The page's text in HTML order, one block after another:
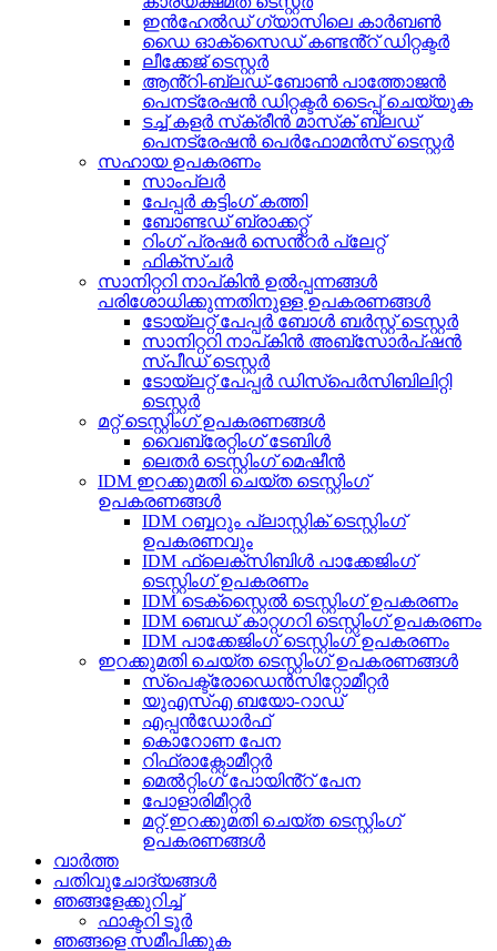
ഇൻഹേൽഡ് ഗ്യാസിലെ കാർബൺ
ഡൈ ഓക്സൈഡ് കണ്ടൻ്റ് ഡിറ്റക്ടർ
ലീക്കേജ് ടെസ്റ്റർ
ആൻ്റി-ബ്ലഡ്-ബോൺ പാത്തോജൻ
പെനട്രേഷൻ ഡിറ്റക്ടർ ടൈപ്പ് ചെയ്യുക
ടച്ച് കളർ സ്‌ക്രീൻ മാസ്‌ക് ബ്ലഡ്
പെനട്രേഷൻ പെർഫോമൻസ് ടെസ്റ്റർ
സഹായ ഉപകരണം
സാംപ്ലർ
പേപ്പർ കട്ടിംഗ് കത്തി
ബോണ്ടഡ് ബ്രാക്കറ്റ്
റിംഗ് പ്രഷർ സെൻ്റർ പ്ലേറ്റ്
ഫിക്സ്ചർ
സാനിറ്ററി നാപ്കിൻ ഉൽപ്പന്നങ്ങൾ
പരിശോധിക്കുന്നതിനുള്ള ഉപകരണങ്ങൾ
ടോയ്‌ലറ്റ് പേപ്പർ ബോൾ ബർസ്റ്റ് ടെസ്റ്റർ
സാനിറ്ററി നാപ്കിൻ അബ്സോർപ്ഷൻ
സ്പീഡ് ടെസ്റ്റർ
ടോയ്‌ലറ്റ് പേപ്പർ ഡിസ്‌പെർസിബിലിറ്റി
ടെസ്റ്റർ
മറ്റ് ടെസ്റ്റിംഗ് ഉപകരണങ്ങൾ
വൈബ്രേറ്റിംഗ് ടേബിൾ
ലെതർ ടെസ്റ്റിംഗ് മെഷീൻ
IDM ഇറക്കുമതി ചെയ്ത ടെസ്റ്റിംഗ്
ഉപകരണങ്ങൾ
IDM റബ്ബറും പ്ലാസ്റ്റിക് ടെസ്റ്റിംഗ്
ഉപകരണവും
IDM ഫ്ലെക്സിബിൾ പാക്കേജിംഗ്
ടെസ്റ്റിംഗ് ഉപകരണം
IDM ടെക്സ്റ്റൈൽ ടെസ്റ്റിംഗ് ഉപകരണം
IDM ബെഡ് കാറ്റഗറി ടെസ്റ്റിംഗ് ഉപകരണം
IDM പാക്കേജിംഗ് ടെസ്റ്റിംഗ് ഉപകരണം
ഇറക്കുമതി ചെയ്ത ടെസ്റ്റിംഗ് ഉപകരണങ്ങൾ
സ്പെക്ട്രോഡെൻസിറ്റോമീറ്റർ
യുഎസ്എ ബയോ-റാഡ്
എപ്പൻഡോർഫ്
കൊറോണ പേന
റിഫ്രാക്റ്റോമീറ്റർ
മെൽറ്റിംഗ് പോയിൻ്റ് പേന
പോളാരിമീറ്റർ
മറ്റ് ഇറക്കുമതി ചെയ്ത ടെസ്റ്റിംഗ്
ഉപകരണങ്ങൾ
വാർത്ത
പതിവുചോദ്യങ്ങൾ
ഞങ്ങളേക്കുറിച്ച്
ഫാക്ടറി ടൂർ
ഞങ്ങളെ സമീപിക്കുക